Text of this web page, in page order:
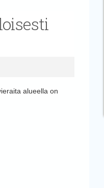
alueella on